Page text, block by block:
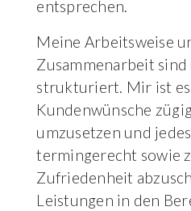
entsprechen.
Meine Arbeitsweise
Zusammenarbeit
strukturiert. Mir ist
Kundenwünsche
umzusetzen und
termingerecht sowie
Zufriedenheit
Leistungen in den